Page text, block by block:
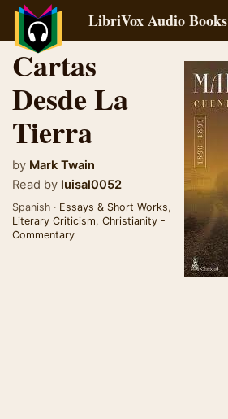
LibriVox Audio Books
Cartas
Desde La
Tierra
by Mark Twain
Read by luisal0052
Spanish · Essays & Short Works,
Literary Criticism, Christianity -
Commentary